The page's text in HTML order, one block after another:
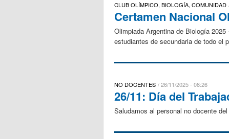
CLUB OLÍMPICO, BIOLOGÍA, COMUNIDAD
Certamen Nacional
Olimpiada Argentina de Biología
estudiantes de secundaria de todo el
NO DOCENTES 26/11/2025 - 08:26
26/11: Día del
Saludamos al personal no docente